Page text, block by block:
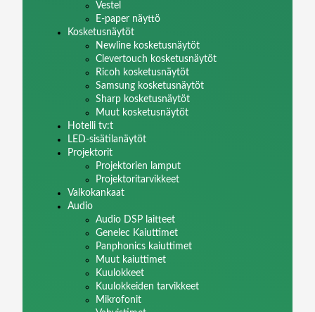
Vestel
E-paper näyttö
Kosketusnäytöt
Newline kosketusnäytöt
Clevertouch kosketusnäytöt
Ricoh kosketusnäytöt
Samsung kosketusnäytöt
Sharp kosketusnäytöt
Muut kosketusnäytöt
Hotelli tv:t
LED-sisätilanäytöt
Projektorit
Projektorien lamput
Projektoritarvikkeet
Valkokankaat
Audio
Audio DSP laitteet
Genelec Kaiuttimet
Panphonics kaiuttimet
Muut kaiuttimet
Kuulokkeet
Kuulokkeiden tarvikkeet
Mikrofonit